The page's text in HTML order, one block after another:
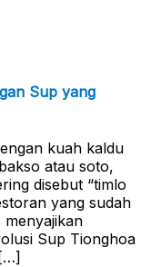
Sup yang
kuah kaldu
atau soto,
disebut “timlo
yang sudah
Sup Tionghoa